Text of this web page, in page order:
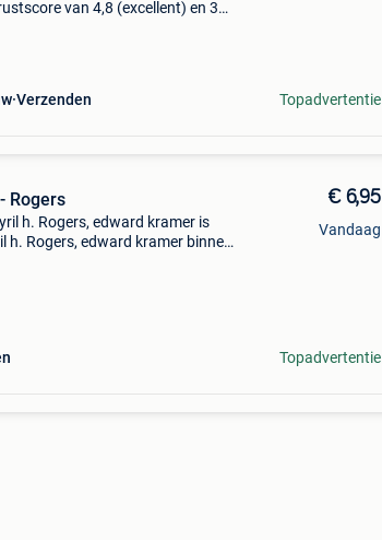
van 4,8 (excellent) en 30
Verzenden Topadvertentie
Rogers
h. Rogers, edward kramer is
h. Rogers, edward kramer binnen
€ 6,95
Vandaag
Topadvertentie